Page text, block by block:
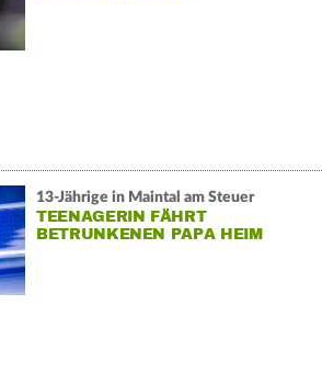
13-Jährige in Maintal am Steuer
TEENAGERIN FÄHRT
BETRUNKENEN PAPA HEIM